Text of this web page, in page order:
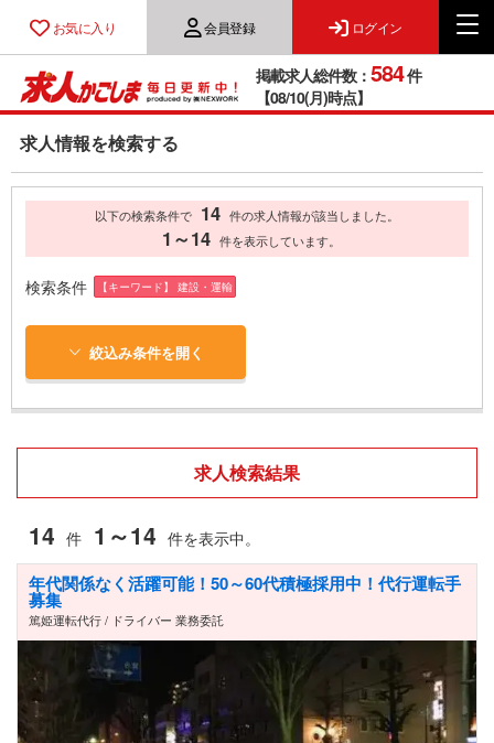
お気に入り 会員登録 ログイン
掲載求人総件数： 584件
【08/10(月)時点】
求人情報を検索する
以下の検索条件で 14 件の求人情報が該当しました。
1～14 件を表示しています。
検索条件 【キーワード】 建設・運輸
絞込み条件を開く
求人検索結果
14 件 1～14 件を表示中。
年代関係なく活躍可能！50～60代積極採用中！代行運転手
募集
篤姫運転代行 / ドライバー 業務委託